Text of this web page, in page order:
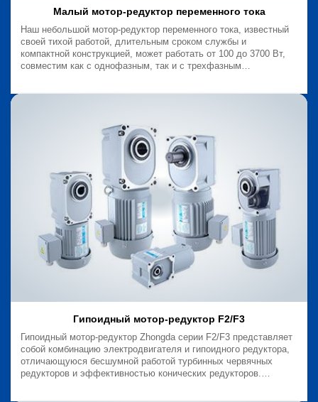
Малый мотор-редуктор переменного тока
Наш небольшой мотор-редуктор переменного тока, известный
своей тихой работой, длительным сроком службы и
компактной конструкцией, может работать от 100 до 3700 Вт,
совместим как с однофазным, так и с трехфазным
Гипоидный мотор-редуктор F2/F3
Гипоидный мотор-редуктор Zhongda серии F2/F3 представляет
собой комбинацию электродвигателя и гипоидного редуктора,
отличающуюся бесшумной работой турбинных червячных
редукторов и эффективностью конических редукторов.